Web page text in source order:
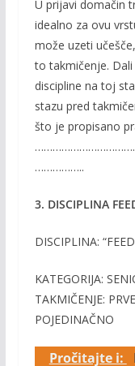
U prijavi domačin
idealno za ovu
može uzeti
to takmičenje.
discipline na toj
stazu pred
što je propisano
……………..
3. DISCIPLINA
DISCIPLINA:
KATEGORIJA:
TAKMIČENJE:
POJEDINAČNO
Pročitajte i: